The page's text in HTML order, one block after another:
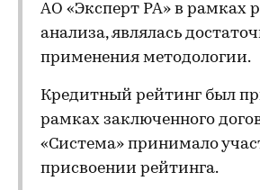
АО «Эксперт РА» в рамках
анализа, являлась
применения методологии.
Кредитный рейтинг был
рамках заключенного
«Система» принимало
присвоении рейтинга.